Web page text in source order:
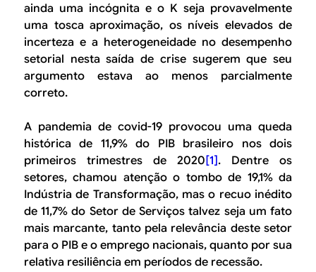
a
ainda uma incógnita e o K seja provavelmente
uma tosca aproximação, os níveis elevados de
incerteza e a heterogeneidade no desempenho
setorial nesta saída de crise sugerem que seu
argumento estava ao menos parcialmente
correto.
A pandemia de covid-19 provocou uma queda
histórica de 11,9% do PIB brasileiro nos dois
primeiros trimestres de 2020[1]. Dentre os
setores, chamou atenção o tombo de 19,1% da
Indústria de Transformação, mas o recuo inédito
de 11,7% do Setor de Serviços talvez seja um fato
mais marcante, tanto pela relevância deste setor
para o PIB e o emprego nacionais, quanto por sua
relativa resiliência em períodos de recessão.